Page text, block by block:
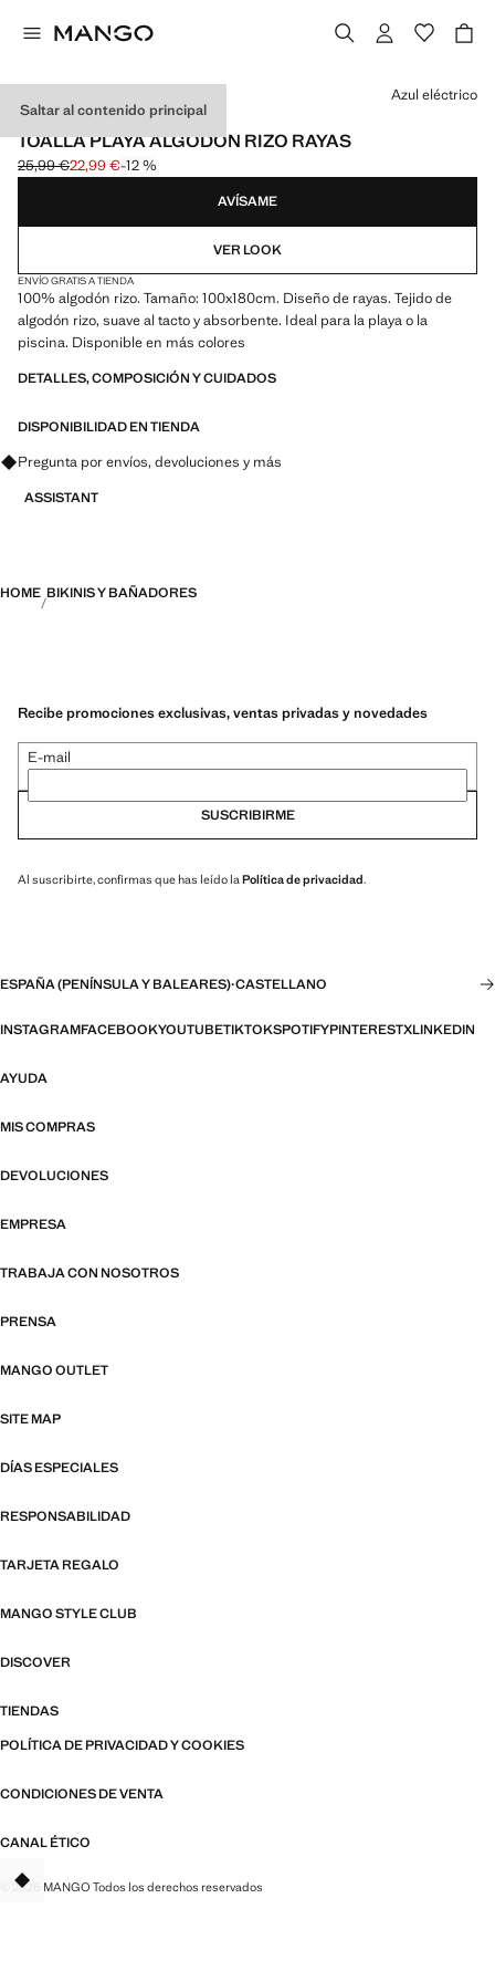
Saltar al contenido principal
600 GR/M2
TOALLA PLAYA ALGODÓN RIZO RAYAS
Precio inicial tachado [25,99 € ]
25,99 €
Precio actual [22,99 € ]
22,99 €-12 %
Selecciona un color
Azul eléctrico
AVÍSAME
VER LOOK
ENVÍO GRATIS A TIENDA
100% algodón rizo. Tamaño: 100x180cm. Diseño de rayas. Tejido de
algodón rizo, suave al tacto y absorbente. Ideal para la playa o la
piscina. Disponible en más colores
DETALLES, COMPOSICIÓN Y CUIDADOS
DISPONIBILIDAD EN TIENDA
Pregunta por envíos, devoluciones y más
ASSISTANT
HOME BIKINIS Y BAÑADORES
Recibe promociones exclusivas, ventas privadas y novedades
E-mail
SUSCRIBIRME
Al suscribirte, confirmas que has leído la Política de privacidad.
ESPAÑA (PENÍNSULA Y BALEARES)·CASTELLANO
INSTAGRAMFACEBOOKYOUTUBETIKTOKSPOTIFYPINTERESTXLINKEDIN
AYUDA
MIS COMPRAS
DEVOLUCIONES
EMPRESA
TRABAJA CON NOSOTROS
PRENSA
MANGO OUTLET
SITE MAP
DÍAS ESPECIALES
RESPONSABILIDAD
TARJETA REGALO
MANGO STYLE CLUB
DISCOVER
TIENDAS
POLÍTICA DE PRIVACIDAD Y COOKIES
CONDICIONES DE VENTA
CANAL ÉTICO
© 2026 MANGO Todos los derechos reservados